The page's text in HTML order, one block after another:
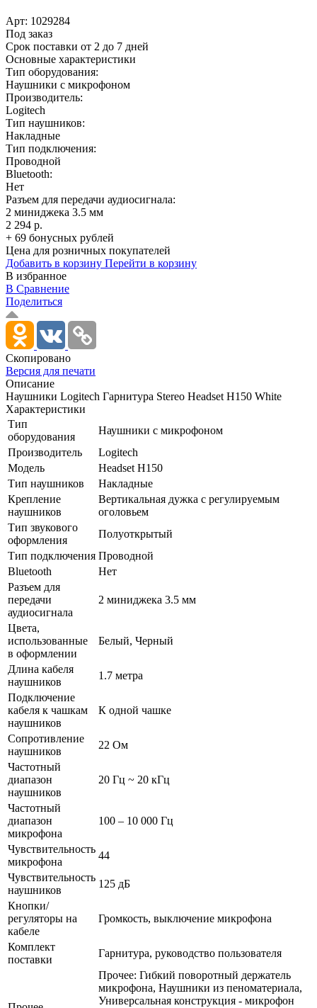
Арт: 1029284
Под заказ
Срок поставки от 2 до 7 дней
Основные характеристики
Тип оборудования:
Наушники с микрофоном
Производитель:
Logitech
Тип наушников:
Накладные
Тип подключения:
Проводной
Bluetooth:
Нет
Разъем для передачи аудиосигнала:
2 миниджека 3.5 мм
2 294 р.
+ 69 бонусных рублей
Цена для розничных покупателей
Добавить в корзину Перейти в корзину
В избранное
В Сравнение
Поделиться
Скопировано
Версия для печати
Описание
Наушники Logitech Гарнитура Stereo Headset H150 White
Характеристики
Тип
оборудования
Наушники с микрофоном
Производитель
Logitech
Модель
Headset H150
Тип наушников
Накладные
Крепление
наушников
Вертикальная дужка с регулируемым
оголовьем
Тип звукового
оформления
Полуоткрытый
Тип подключения Проводной
Bluetooth
Нет
Разъем для
передачи
аудиосигнала
2 миниджека 3.5 мм
Цвета,
использованные
в оформлении
Белый, Черный
Длина кабеля
наушников
1.7 метра
Подключение
кабеля к чашкам
наушников
К одной чашке
Сопротивление
наушников
22 Ом
Частотный
диапазон
наушников
20 Гц ~ 20 кГц
Частотный
диапазон
микрофона
100 – 10 000 Гц
Чувствительность
микрофона
44
Чувствительность
наушников
125 дБ
Кнопки/
регуляторы на
кабеле
Громкость, выключение микрофона
Комплект
поставки
Гарнитура, руководство пользователя
Прочее: Гибкий поворотный держатель
микрофона, Наушники из пеноматериала,
Универсальная конструкция - микрофон